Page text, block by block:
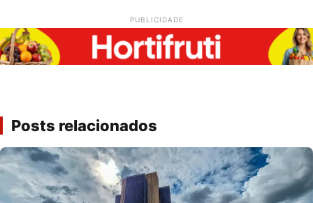
PUBLICIDADE
Posts relacionados